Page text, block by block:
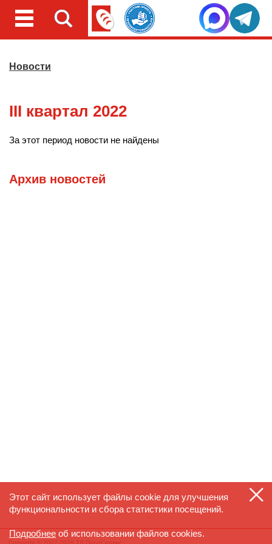
Новости
III квартал 2022
За этот период новости не найдены
Архив новостей
Этот сайт использует файлы cookie для улучшения
функциональности и сбора статистики посещений.
Подробнее об использовании файлов cookies.